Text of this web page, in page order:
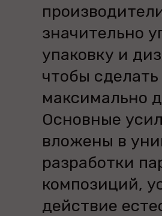
значительно
упаковку и
чтобы
максимально
Основные
вложены в
разработки
композиций,
действие